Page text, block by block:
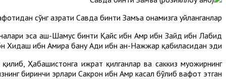
сўнг ҳазрати Савда бинти Замъа она­мизга уйланганлар.
эса аш-Шамус бинти Қайс ибн Амр ибн Зайд ибн Лабид
Хидаш ибн Амира бану Ади ибн ан-Нажжар қабиласидан эди.
Ҳабашистонга ҳижрат қилганлар ва саккиз муҳожирнинг
биринчи эр­лари Сакрон ибн Амр касал бўлиб вафот этган.